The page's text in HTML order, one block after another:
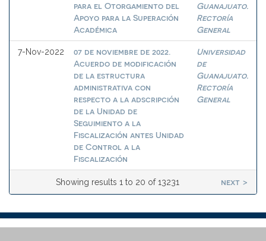
para el Otorgamiento del
Apoyo para la Superación
Académica
Guanajuato.
Rectoría
General
7-Nov-2022
07 de noviembre de 2022.
Acuerdo de modificación
de la estructura
administrativa con
respecto a la adscripción
de la Unidad de
Seguimiento a la
Fiscalización antes Unidad
de Control a la
Fiscalización
Universidad
de
Guanajuato.
Rectoría
General
Showing results 1 to 20 of 13231 next >